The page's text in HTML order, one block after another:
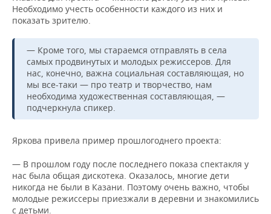
Необходимо учесть особенности каждого из них и
показать зрителю.
— Кроме того, мы стараемся отправлять в села
самых продвинутых и молодых режиссеров. Для
нас, конечно, важна социальная составляющая, но
мы все-таки — про театр и творчество, нам
необходима художественная составляющая, —
подчеркнула спикер.
Яркова привела пример прошлогоднего проекта:
— В прошлом году после последнего показа спектакля у
нас была общая дискотека. Оказалось, многие дети
никогда не были в Казани. Поэтому очень важно, чтобы
молодые режиссеры приезжали в деревни и знакомились
с детьми.